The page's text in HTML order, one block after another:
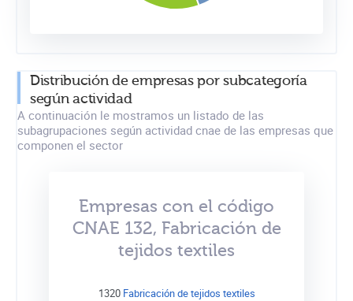
Distribución de empresas por subcategoría
según actividad
A continuación le mostramos un listado de las
subagrupaciones según actividad cnae de las empresas que
componen el sector
Empresas con el código
CNAE 132, Fabricación de
tejidos textiles
1320 Fabricación de tejidos textiles